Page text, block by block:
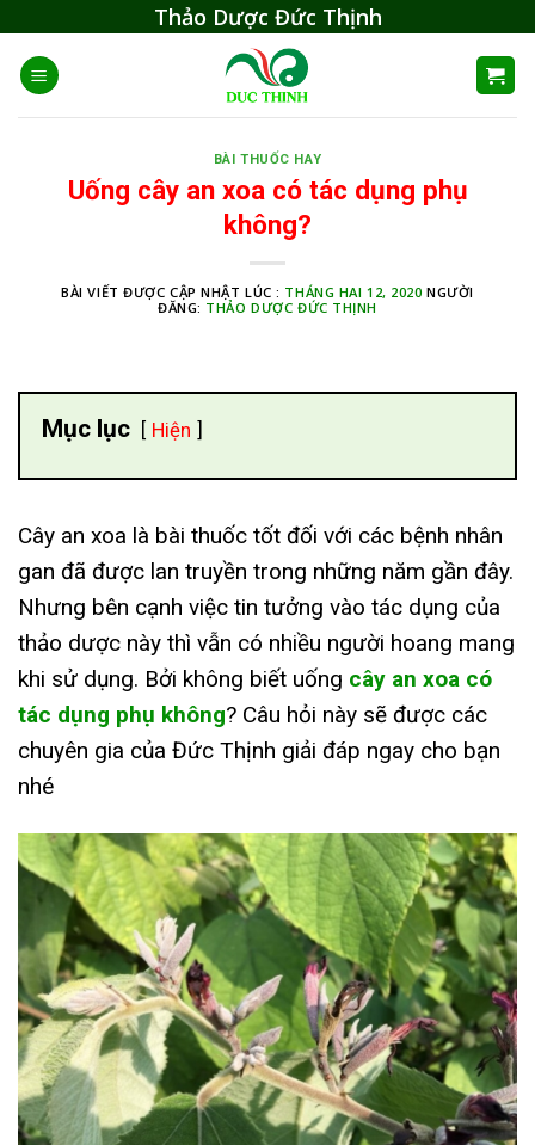
content
Thảo Dược Đức Thịnh
BÀI THUỐC HAY
Uống cây an xoa có tác dụng phụ
không?
BÀI VIẾT ĐƯỢC CẬP NHẬT LÚC : THÁNG HAI 12, 2020 NGƯỜI
ĐĂNG: THẢO DƯỢC ĐỨC THỊNH
Mục lục Hiện
Cây an xoa là bài thuốc tốt đối với các bệnh nhân
gan đã được lan truyền trong những năm gần đây.
Nhưng bên cạnh việc tin tưởng vào tác dụng của
thảo dược này thì vẫn có nhiều người hoang mang
khi sử dụng. Bởi không biết uống cây an xoa có
tác dụng phụ không? Câu hỏi này sẽ được các
chuyên gia của Đức Thịnh giải đáp ngay cho bạn
nhé